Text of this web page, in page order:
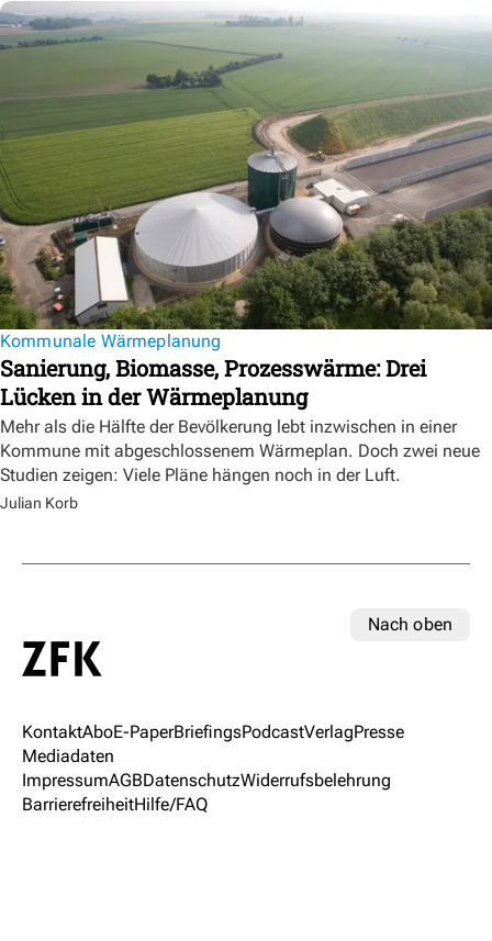
Kommunale Wärmeplanung
Sanierung, Biomasse, Prozesswärme: Drei
Lücken in der Wärmeplanung
Mehr als die Hälfte der Bevölkerung lebt inzwischen in einer
Kommune mit abgeschlossenem Wärmeplan. Doch zwei neue
Studien zeigen: Viele Pläne hängen noch in der Luft.
Julian Korb
Nach oben
KontaktAboE-PaperBriefingsPodcastVerlagPresse
Mediadaten
ImpressumAGBDatenschutzWiderrufsbelehrung
BarrierefreiheitHilfe/FAQ